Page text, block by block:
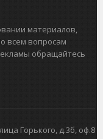
материалов,
всем вопросам
обращайтесь
Горького, д.3б, оф.8